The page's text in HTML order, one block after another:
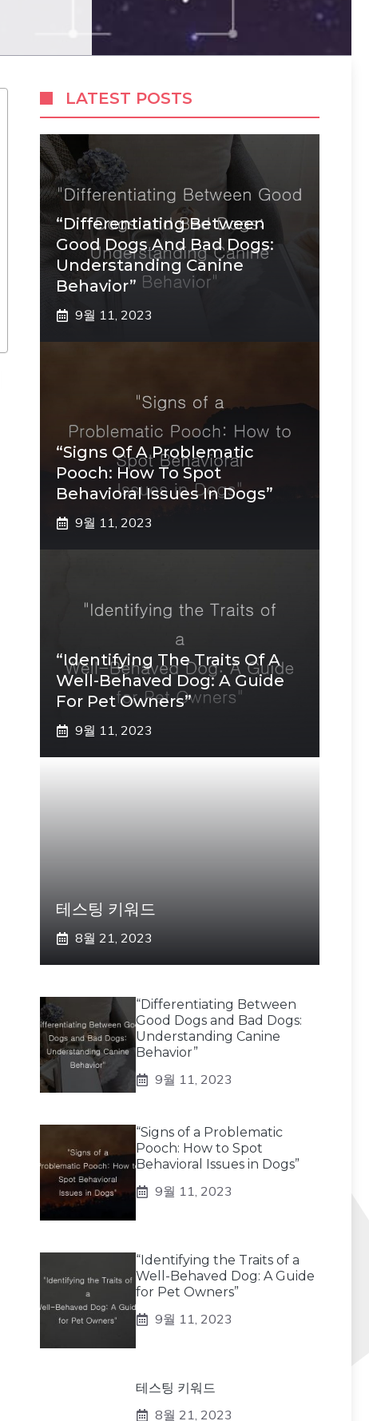
LATEST POSTS
“Differentiating Between
Good Dogs And Bad Dogs:
Understanding Canine
Behavior”
9월 11, 2023
“Signs Of A Problematic
Pooch: How To Spot
Behavioral Issues In Dogs”
9월 11, 2023
“Identifying The Traits Of A
Well-Behaved Dog: A Guide
For Pet Owners”
9월 11, 2023
테스팅 키워드
8월 21, 2023
“Differentiating Between
Good Dogs and Bad Dogs:
Understanding Canine
Behavior”
9월 11, 2023
“Signs of a Problematic
Pooch: How to Spot
Behavioral Issues in Dogs”
9월 11, 2023
“Identifying the Traits of a
Well-Behaved Dog: A Guide
for Pet Owners”
9월 11, 2023
테스팅 키워드
8월 21, 2023